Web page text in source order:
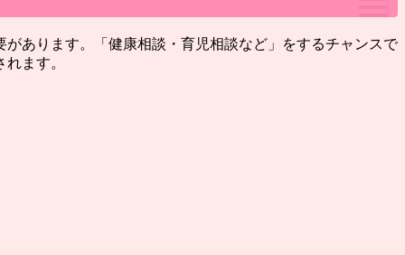
あります。「健康相談・育児相談など」をするチャンスで
ます。